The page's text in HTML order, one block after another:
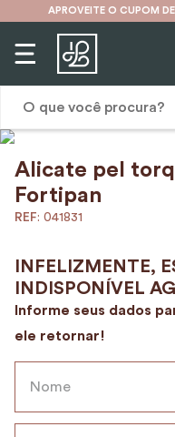
APROVEITE O CUPOM
Alicate pel
Fortipan
: 041831
1º
karina
º
mochila
4º
cinto
5º
bolsa
6º
carteira
7º
avental